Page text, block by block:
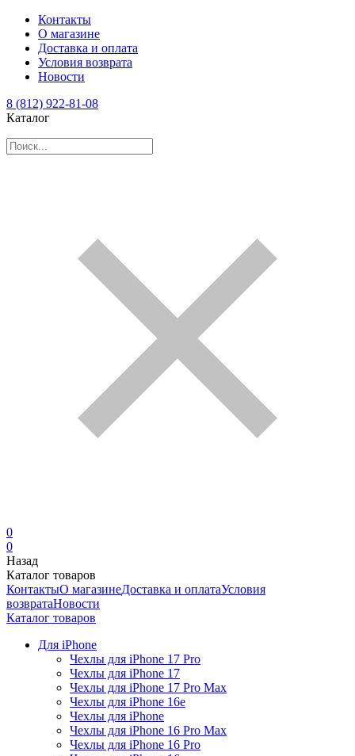
Контакты
О магазине
Доставка и оплата
Условия возврата
Новости
8 (812) 922-81-08
Каталог
0
0
Назад
Каталог товаров
КонтактыО магазинеДоставка и оплатаУсловия
возвратаНовости
Каталог товаров
Для iPhone
Чехлы для iPhone 17 Pro
Чехлы для iPhone 17
Чехлы для iPhone 17 Pro Max
Чехлы для iPhone 16e
Чехлы для iPhone
Чехлы для iPhone 16 Pro Max
Чехлы для iPhone 16 Pro